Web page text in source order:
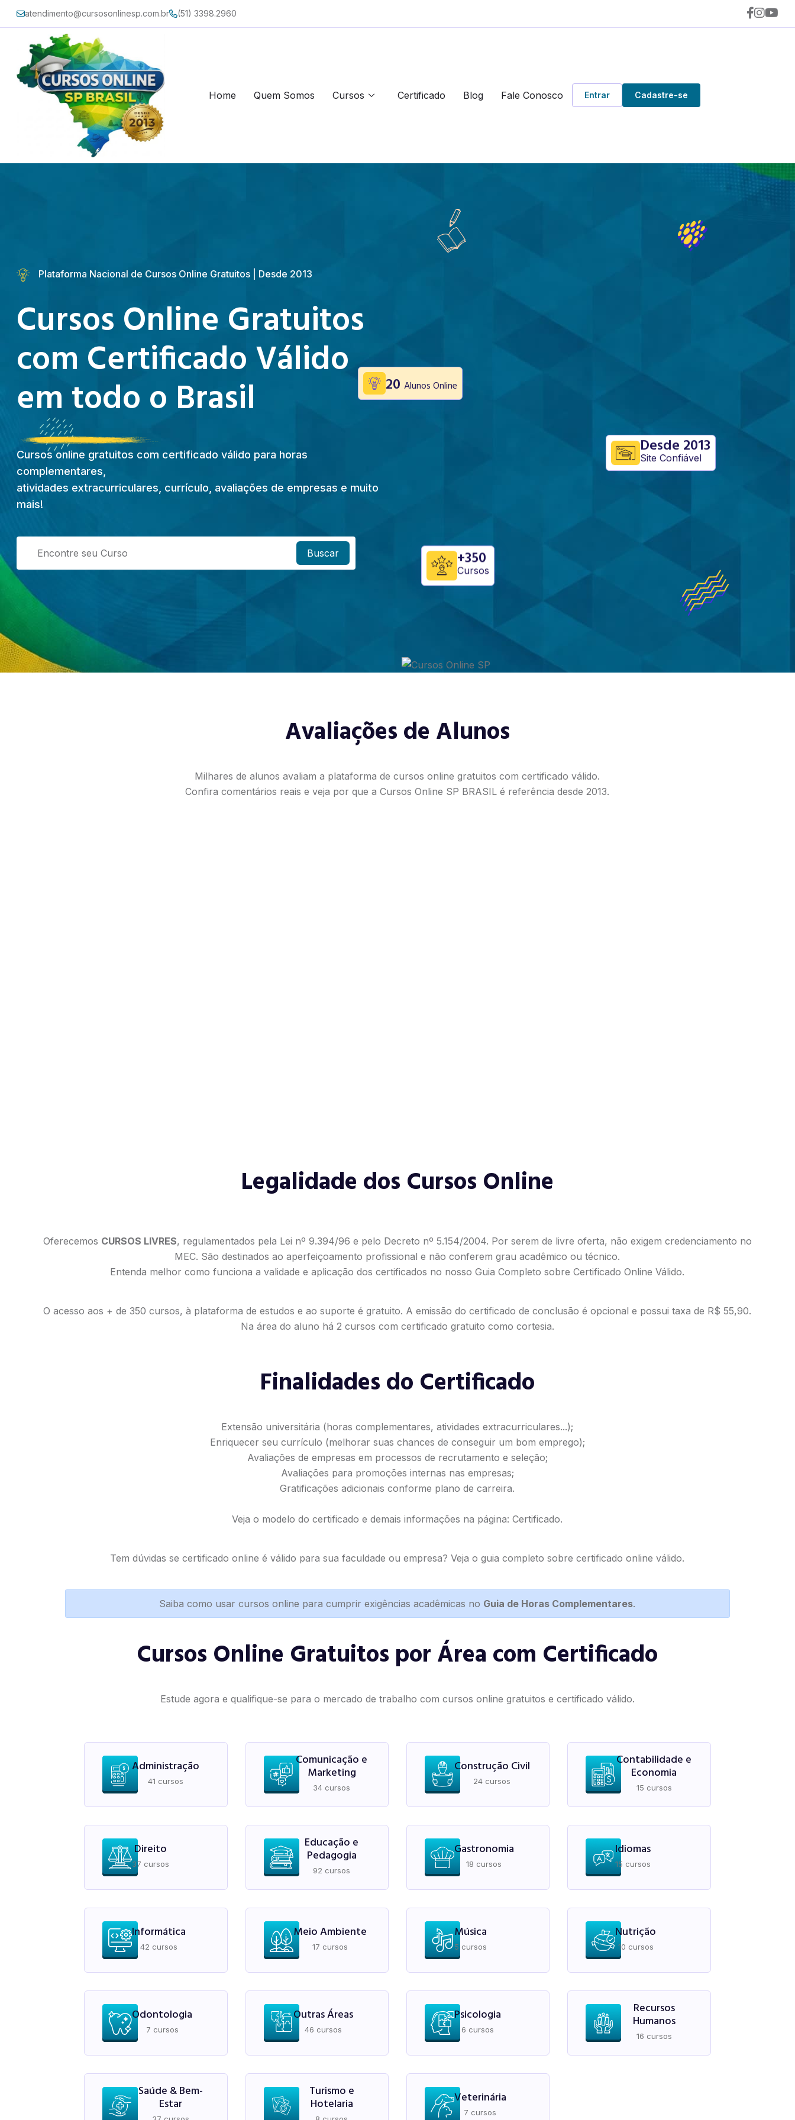
atendimento@cursosonlinesp.com.br (51) 3398.2960
Home Quem Somos Cursos Certificado Blog Fale Conosco Entrar Cadastre-se
Plataforma Nacional de Cursos Online Gratuitos | Desde 2013
Cursos Online Gratuitos
com Certificado Válido
em todo o Brasil
Cursos online gratuitos com certificado válido para horas
complementares,
atividades extracurriculares, currículo, avaliações de empresas e muito
mais!
Buscar +350
Cursos
Desde 2013
Site Confiável
20 Alunos Online
Avaliações de Alunos
Milhares de alunos avaliam a plataforma de cursos online gratuitos com certificado válido.
Confira comentários reais e veja por que a Cursos Online SP BRASIL é referência desde 2013.
Legalidade dos Cursos Online
Oferecemos CURSOS LIVRES, regulamentados pela Lei nº 9.394/96 e pelo Decreto nº 5.154/2004. Por serem de livre oferta, não exigem credenciamento no
MEC. São destinados ao aperfeiçoamento profissional e não conferem grau acadêmico ou técnico.
Entenda melhor como funciona a validade e aplicação dos certificados no nossoGuia Completo sobre Certificado Online Válido.
O acesso aos + de 350 cursos, à plataforma de estudos e ao suporte é gratuito. A emissão do certificado de conclusão é opcional e possui taxa de R$ 55,90.
Na área do aluno há 2 cursos com certificado gratuito como cortesia.
Finalidades do Certificado
Extensão universitária (horas complementares, atividades extracurriculares...);
Enriquecer seu currículo (melhorar suas chances de conseguir um bom emprego);
Avaliações de empresas em processos de recrutamento e seleção;
Avaliações para promoções internas nas empresas;
Gratificações adicionais conforme plano de carreira.
Veja o modelo do certificado e demais informações na página:Certificado.
Tem dúvidas se certificado online é válido para sua faculdade ou empresa? Veja oguia completo sobre certificado online válido.
Saiba como usar cursos online para cumprir exigências acadêmicas no Guia de Horas Complementares.
Cursos Online Gratuitos por Área com Certificado
Estude agora e qualifique-se para o mercado de trabalho com cursos online gratuitos e certificado válido.
Administração
41 cursos
Comunicação e
Marketing
34 cursos
Construção Civil
24 cursos
Contabilidade e
Economia
15 cursos
Direito
37 cursos
Educação e
Pedagogia
92 cursos
Gastronomia
18 cursos
Idiomas
15 cursos
Informática
42 cursos
Meio Ambiente
17 cursos
Música
5 cursos
Nutrição
10 cursos
Odontologia
7 cursos
Outras Áreas
46 cursos
Psicologia
6 cursos
Recursos
Humanos
16 cursos
Saúde & Bem-
Estar
Turismo e
Hotelaria Veterinária
7 cursos